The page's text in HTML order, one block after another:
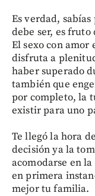
Es verdad,
debe ser, es
El sexo con amor
disfruta a
haber superado
también que
por completo, la
existir para uno
Te llegó la hora
decisión ya la
acomodarse en
en primera
mejor tu familia.